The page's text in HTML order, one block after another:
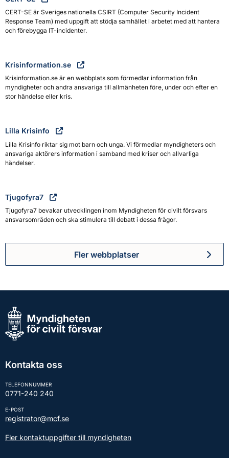
CERT-SE är Sveriges nationella CSIRT (Computer Security Incident
Response Team) med uppgift att stödja samhället i arbetet med att hantera
och förebygga IT-incidenter.
Krisinformation.se
Krisinformation.se är en webbplats som förmedlar information från
myndigheter och andra ansvariga till allmänheten före, under och efter en
stor händelse eller kris.
Lilla Krisinfo
Lilla Krisinfo riktar sig mot barn och unga. Vi förmedlar myndigheters och
ansvariga aktörers information i samband med kriser och allvarliga
händelser.
Tjugofyra7
Tjugofyra7 bevakar utvecklingen inom Myndigheten för civilt försvars
ansvarsområden och ska stimulera till debatt i dessa frågor.
Fler webbplatser
Kontakta oss
TELEFONNUMMER
0771-240 240
E-POST
registrator@mcf.se
Fler kontaktuppgifter till myndigheten